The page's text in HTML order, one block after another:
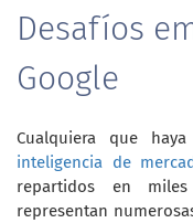
Desafíos
Google
Cualquiera que
inteligencia de
repartidos en
representan